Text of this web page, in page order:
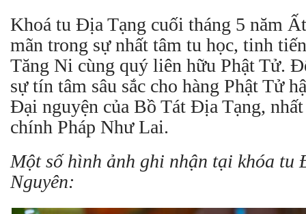
Khoá tu Địa Tạng cuối tháng 5 năm
mãn trong sự nhất tâm tu học, tinh
Tăng Ni cùng quý liên hữu Phật Tử.
sự tín tâm sâu sắc cho hàng Phật Tử
Đại nguyện của Bồ Tát Địa Tạng,
chính Pháp Như Lai.
Một số hình ảnh ghi nhận tại khóa tu
Nguyên: